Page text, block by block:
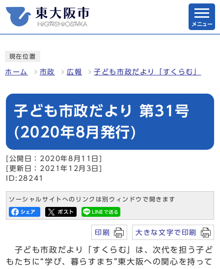
メニュー
現在位置
ホーム 市政 広報 子ども市政だより「すくらむ」
子ども市政だより 第31号
(2020年8月発行)
[公開日：2020年8月11日]
[更新日：2021年12月3日]
ID:28241
ソーシャルサイトへのリンクは別ウィンドウで開きます
印刷 大きな文字で印刷
子ども市政だより「すくらむ」は、次代を担う子ど
もたちに“学び、暮らすまち”東大阪への関心を持って